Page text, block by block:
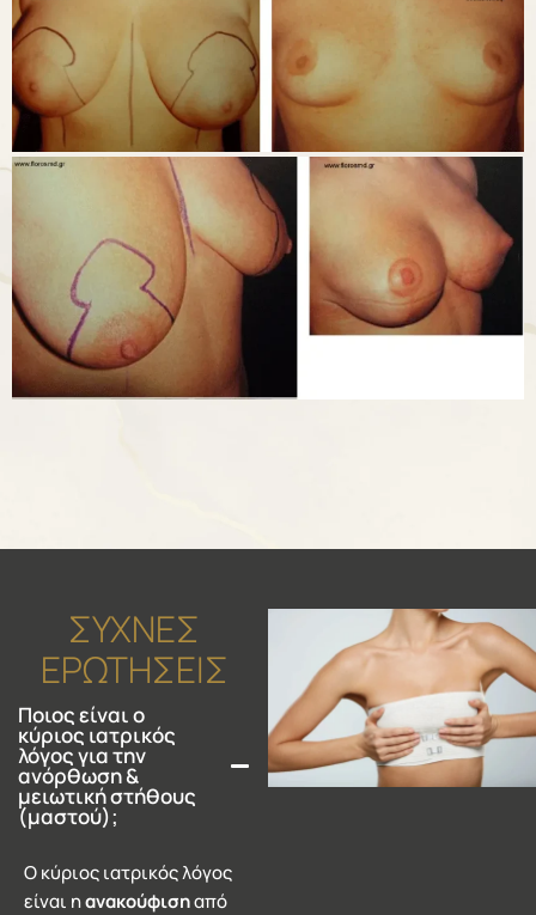
ΣΥΧΝΕΣ
ΕΡΩΤΗΣΕΙΣ
Ποιος είναι ο
κύριος ιατρικός
λόγος για την
ανόρθωση &
μειωτική στήθους
(μαστού);
Ο κύριος ιατρικός λόγος
είναι ηανακούφισηαπό